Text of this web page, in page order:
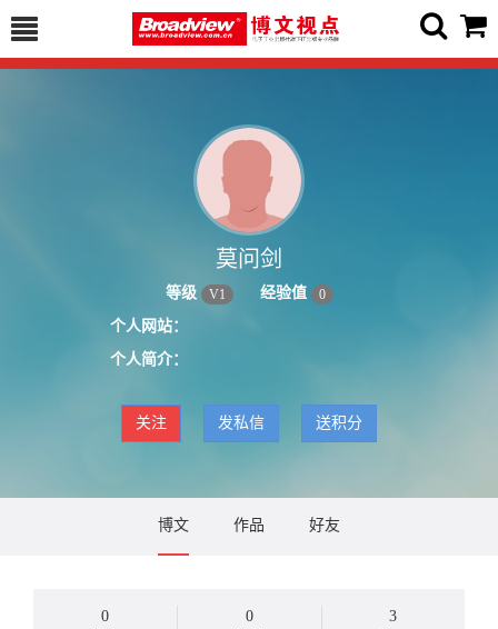
莫问剑
等级 V1 经验值 0
个人网站：
个人简介：
关注 发私信 送积分
博文 作品 好友
0
0
3